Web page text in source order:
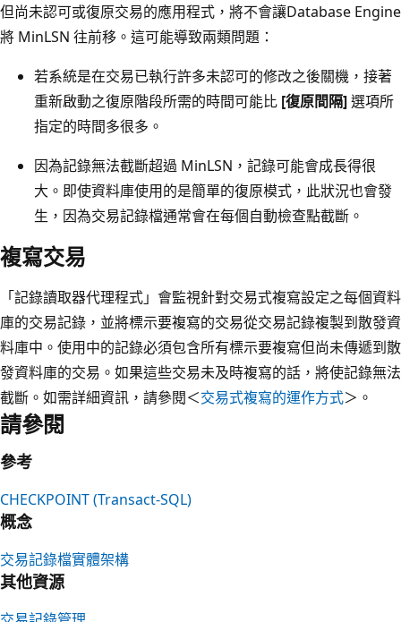
但尚未認可或復原交易的應用程式，將不會讓Database Engine
將 MinLSN 往前移。這可能導致兩類問題：
若系統是在交易已執行許多未認可的修改之後關機，接著
重新啟動之復原階段所需的時間可能比 [復原間隔]選項所
指定的時間多很多。
因為記錄無法截斷超過 MinLSN，記錄可能會成長得很
大。即使資料庫使用的是簡單的復原模式，此狀況也會發
生，因為交易記錄檔通常會在每個自動檢查點截斷。
複寫交易
「記錄讀取器代理程式」會監視針對交易式複寫設定之每個資料
庫的交易記錄，並將標示要複寫的交易從交易記錄複製到散發資
料庫中。使用中的記錄必須包含所有標示要複寫但尚未傳遞到散
發資料庫的交易。如果這些交易未及時複寫的話，將使記錄無法
截斷。如需詳細資訊，請參閱＜交易式複寫的運作方式＞。
請參閱
參考
CHECKPOINT (Transact-SQL)
概念
交易記錄檔實體架構
其他資源